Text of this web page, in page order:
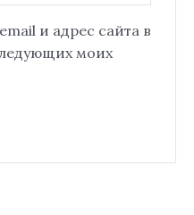
и адрес сайта в
моих